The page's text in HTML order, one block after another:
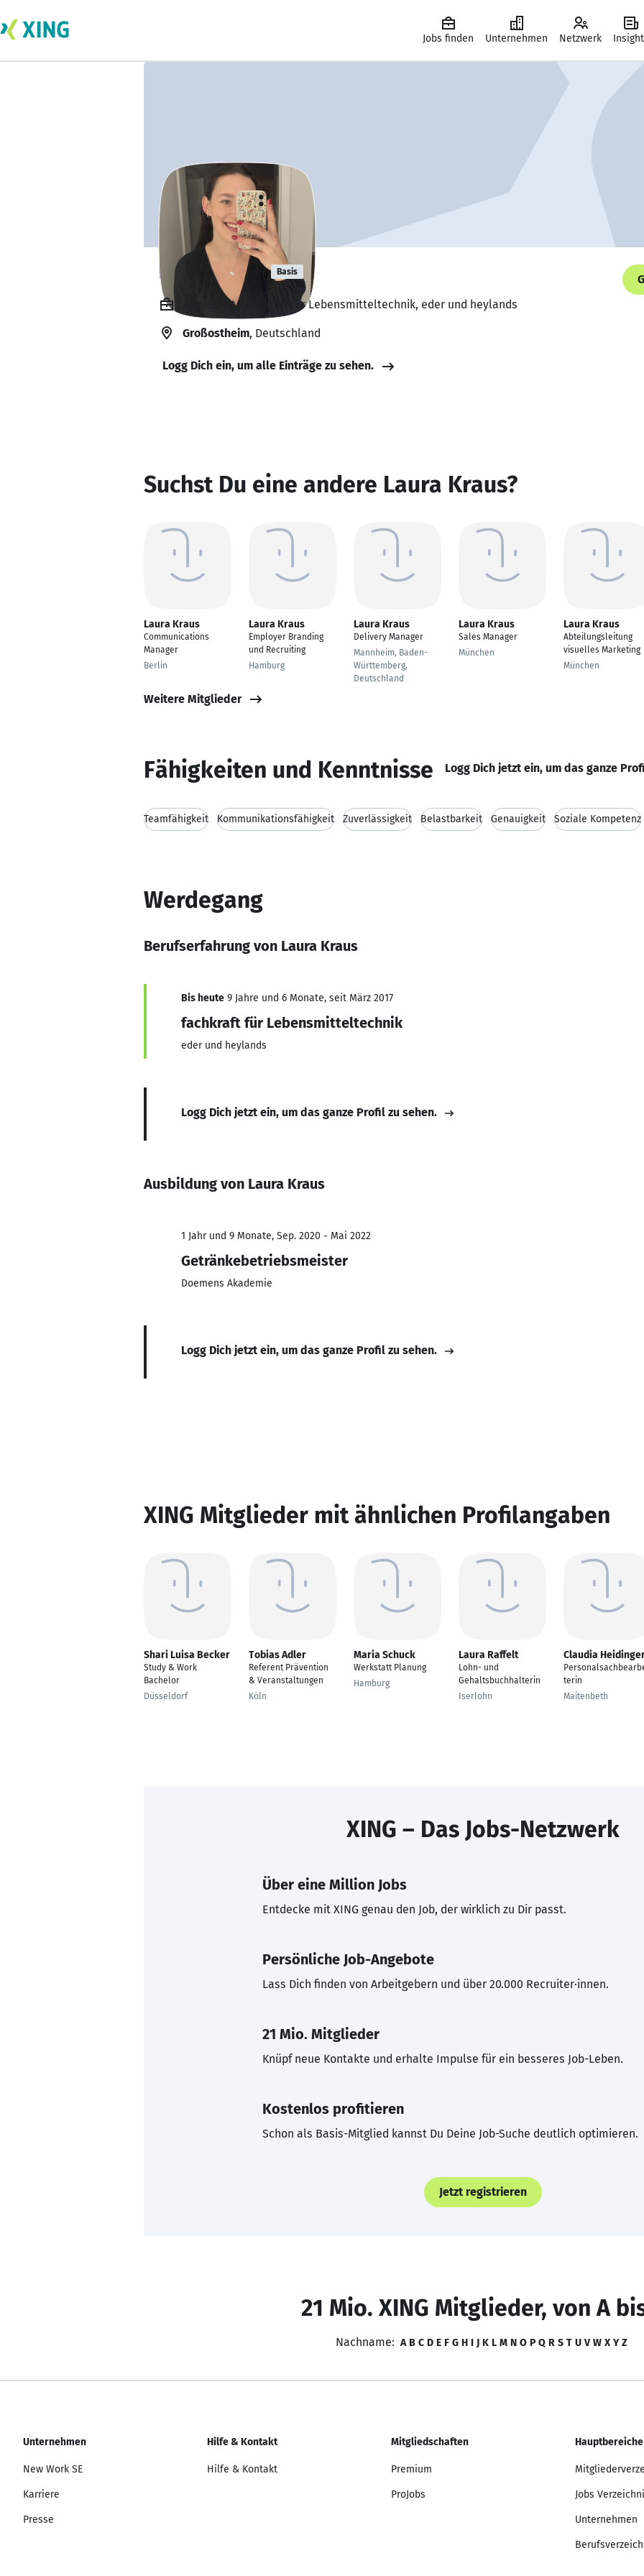
Jobs finden Unternehmen Netzwerk
Laura Kraus Basis
Angestellt, fachkraft für Lebensmitteltechnik, eder und heylands
Großostheim, Deutschland
Logg Dich ein, um alle Einträge zu sehen.
Suchst Du eine andere Laura Kraus?
Laura Kraus
Communications
Manager
Berlin
Laura Kraus
Employer Branding
und Recruiting
Hamburg
Laura Kraus
Delivery Manager
Mannheim, Baden-
Württemberg,
Deutschland
Laura Kraus
Sales Manager
München
Laura Kraus
Abteilungsleitung
visuelles Marketing
München
Weitere Mitglieder
Fähigkeiten und Kenntnisse Logg Dich jetzt ein, um das ganze
Teamfähigkeit Kommunikationsfähigkeit Zuverlässigkeit Belastbarkeit Genauigkeit Soziale Kompetenz
Werdegang
Berufserfahrung von Laura Kraus
Bis heute 9 Jahre und 6 Monate, seit März 2017
fachkraft für Lebensmitteltechnik
eder und heylands
Logg Dich jetzt ein, um das ganze Profil zu sehen.
Ausbildung von Laura Kraus
1 Jahr und 9 Monate, Sep. 2020 - Mai 2022
Getränkebetriebsmeister
Doemens Akademie
Logg Dich jetzt ein, um das ganze Profil zu sehen.
XING Mitglieder mit ähnlichen Profilangaben
Shari Luisa Becker
Study & Work
Bachelor
Düsseldorf
Tobias Adler
Referent Prävention
& Veranstaltungen
Köln
Maria Schuck
Werkstatt Planung
Hamburg
Laura Raffelt
Lohn- und
Gehaltsbuchhalterin
Iserlohn
Claudia
terin
Maitenbeth
XING – Das Jobs-Netzwerk
Über eine Million Jobs
Entdecke mit XING genau den Job, der wirklich zu Dir passt.
Persönliche Job-Angebote
Lass Dich finden von Arbeitgebern und über 20.000 Recruiter·innen.
21 Mio. Mitglieder
Knüpf neue Kontakte und erhalte Impulse für ein besseres Job-Leben.
Kostenlos profitieren
Schon als Basis-Mitglied kannst Du Deine Job-Suche deutlich optimieren.
Jetzt registrieren
21 Mio. XING Mitglieder, von A
Nachname: A B C D E F G H I J K L M N O P Q R S T U V W X Y Z
Unternehmen
New Work SE
Karriere
Presse
Hilfe & Kontakt
Hilfe & Kontakt
Mitgliedschaften
Premium
ProJobs
Hauptbereiche
Jobs
Unternehmen